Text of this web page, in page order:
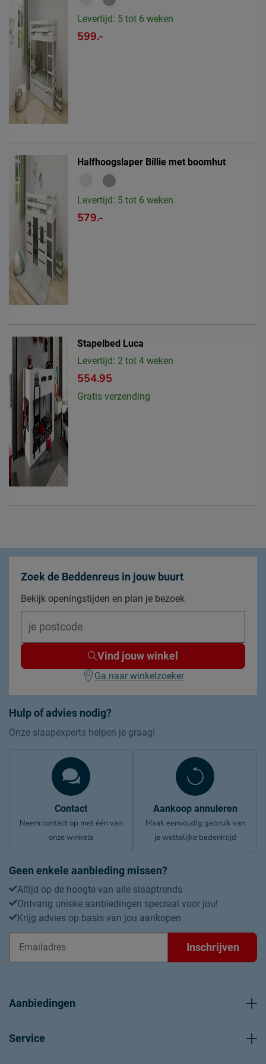
Levertijd: 5 tot 6 weken
599.-
Halfhoogslaper Billie met boomhut
Levertijd: 5 tot 6 weken
579.-
Stapelbed Luca
Levertijd: 2 tot 4 weken
554.95
Gratis verzending
Hulp of advies nodig?
Onze slaapexperts helpen je graag!
Contact
Neem contact op met één van
onze winkels
Aankoop annuleren
Maak eenvoudig gebruik van
je wettelijke bedenktijd
Geen enkele aanbieding missen?
Altijd op de hoogte van alle slaaptrends
Ontvang unieke aanbiedingen speciaal voor jou!
Krijg advies op basis van jou aankopen
Inschrijven
Zoek de Beddenreus in jouw buurt
Bekijk openingstijden en plan je bezoek
Vind jouw winkel
Ga naar winkelzoeker
Aanbiedingen
Service